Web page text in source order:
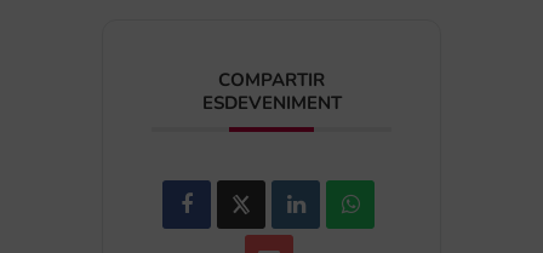
COMPARTIR
ESDEVENIMENT